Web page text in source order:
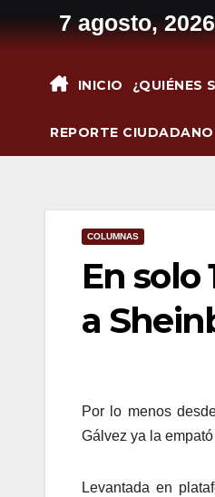
al
7 agosto,
INICIO ¿QUIÉNES
REPORTE CIUDADANO
COLUMNAS
En
a
Por lo menos
Gálvez ya la
Levantada en